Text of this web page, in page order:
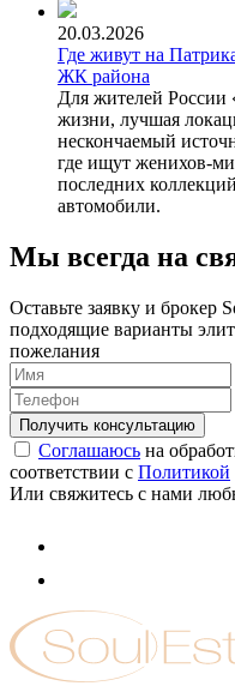
20.03.2026
Где живут на
ЖК района
Для жителей
жизни, лучшая
нескончаемый
где ищут женихов-
последних
автомобили.
Мы всегда на
Оставьте заявку и брокер
подходящие варианты
пожелания
Соглашаюсь на
соответствии с Политикой
Или свяжитесь с нами